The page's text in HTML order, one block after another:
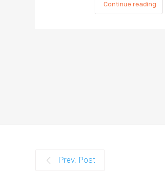
Continue reading
Prev. Post